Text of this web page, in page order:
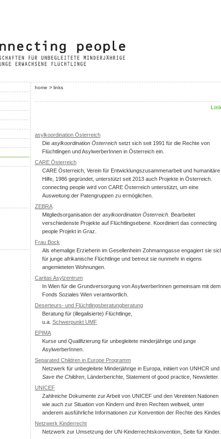
home > links
asylkoordination Österreich
Die asylkoordination Österreich setzt sich seit 1991 für die Rechte von
Flüchtlingen und AsylwerberInnen in Österreich ein.
CARE Österreich
CARE Österreich, Verein für Entwicklungszusammenarbeit und humanitäre
Hilfe, 1986 gegründet, unterstützt seit 2013 auch Projekte in Österreich.
connecting people wird von CARE Österreich unterstützt, um eine
Ausweitung der Patengruppen zu ermöglichen.
ZEBRA
Mitgliedsorganisation der asylkoordination Österreich . Bearbeitet
verschiedenste Projekte auf Flüchtlingsebene. Koordiniert das connecting
people Projekt in Graz.
Frau Bock
Als ehemalige Erzieherin im Gesellenheim Zohmanngasse engagiert sie
für junge afrikanische Flüchtlinge und betreut sie nunmehr in eigens
angemieteten Wohnungen.
Caritas Asylzentrum
In Wien für die Grundversorgung von AsylwerberInnen gemeinsam mit dem
Fonds Soziales Wien verantwortlich.
Deserteurs- und Flüchtlingsberatungberatung
Beratung für (illegalisierte) Flüchtlinge,
u.a. Schwerpunkt UMF
EPIMA
Kurse und Qualifizierung für unbegleitete minderjährige und junge
AsylwerberInnen.
Separated Children in Europe Programm
Netzwerk für unbegleitete Minderjährige in Europa, initiiert von UNHCR und
Save the Children , Länderberichte, Statement of good practice, Newsletter.
UNICEF
Zahlreiche Dokumente zur Arbeit von UNICEF und den Vereinten Nationen
wie auch zur Situation von Kindern und ihren Rechten weltweit, unter
anderem ausführliche Informationen zur Konvention der Rechte des
Netzwerk Kinderrecht
Netzwerk zur Umsetzung der UN-Kinderrechtskonvention, Seite für Kinder.